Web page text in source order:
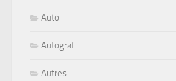
Auto
Autograf
Autres